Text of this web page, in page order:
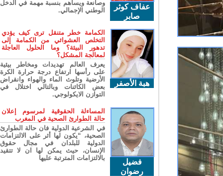
عفاف كوثر
صابر
وصانعة ويساهم بنسبة مهمة في الدخل
الوطني الإجمالي.
هبة الأصفر
الكمامة خطر متنقل ترى كيف يؤدي
التخلص العشوائي من الكمامة إلى
تدهور البيئة؟ وما الحلول العاجلة
لمعالجة المشكل؟
يعرف العالم تهديدات ومخاطر بيئية
على رأسها ارتفاع درجة حرارة الكرة
الأرضية وتلوث الماء والهواء وانقراض
بعض الكائنات وبالتالي اختلال في
التوازن الايكولوجي.
فضيل
رضوان
المساءلة الحقوقية لمرسوم إعلان
حالة الطوارئ الصحية في المغرب
في الشرعية الدولية فان حالة الطوارئ
الصحية، “يكون لها أثر على الالتزامات
الدولية للبلدان في مجال حقوق
الإنسان، حيث يمكن لها ان لا تتقيد
بالالتزامات المترتبة عليها